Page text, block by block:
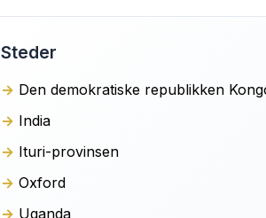
Steder
Den demokratiske republikken
India
Ituri-provinsen
Oxford
Uganda